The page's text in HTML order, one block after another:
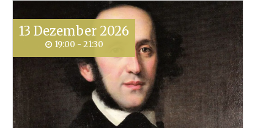
13 Dezember 2026
19:00 - 21:30